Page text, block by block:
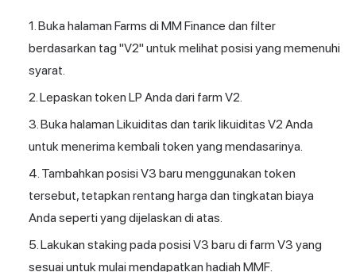
Buka halaman Farms di MM Finance dan filter
berdasarkan tag "V2" untuk melihat posisi yang memenuhi
syarat.
Lepaskan token LP Anda dari farm V2.
Buka halaman Likuiditas dan tarik likuiditas V2 Anda
untuk menerima kembali token yang mendasarinya.
Tambahkan posisi V3 baru menggunakan token
tersebut, tetapkan rentang harga dan tingkatan biaya
Anda seperti yang dijelaskan di atas.
Lakukan staking pada posisi V3 baru di farm V3 yang
sesuai untuk mulai mendapatkan hadiah MMF.